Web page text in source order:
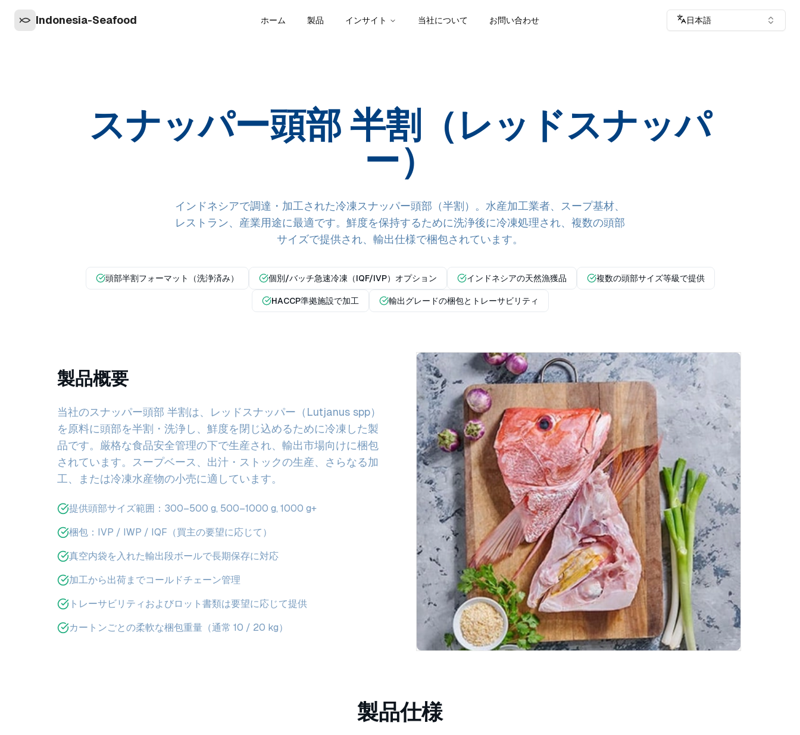
Indonesia-Seafood ホーム 製品 インサイト 当社について お問い合わせ 日本語
スナッパー頭部 半割（レッドスナッパ
ー）
インドネシアで調達・加工された冷凍スナッパー頭部（半割）。水産加工業者、スープ基材、
レストラン、産業用途に最適です。鮮度を保持するために洗浄後に冷凍処理され、複数の頭部
サイズで提供され、輸出仕様で梱包されています。
頭部半割フォーマット（洗浄済み） 個別/バッチ急速冷凍（IQF/IVP）オプション インドネシアの天然漁獲品 複数の頭部サイズ等級で提供
HACCP準拠施設で加工 輸出グレードの梱包とトレーサビリティ
製品概要
当社のスナッパー頭部 半割は、レッドスナッパー（Lutjanus spp）
を原料に頭部を半割・洗浄し、鮮度を閉じ込めるために冷凍した製
品です。厳格な食品安全管理の下で生産され、輸出市場向けに梱包
されています。スープベース、出汁・ストックの生産、さらなる加
工、または冷凍水産物の小売に適しています。
提供頭部サイズ範囲：300–500 g, 500–1000 g, 1000 g+
梱包：IVP / IWP / IQF（買主の要望に応じて）
真空内袋を入れた輸出段ボールで長期保存に対応
加工から出荷までコールドチェーン管理
トレーサビリティおよびロット書類は要望に応じて提供
カートンごとの柔軟な梱包重量（通常 10 / 20 kg）
製品仕様